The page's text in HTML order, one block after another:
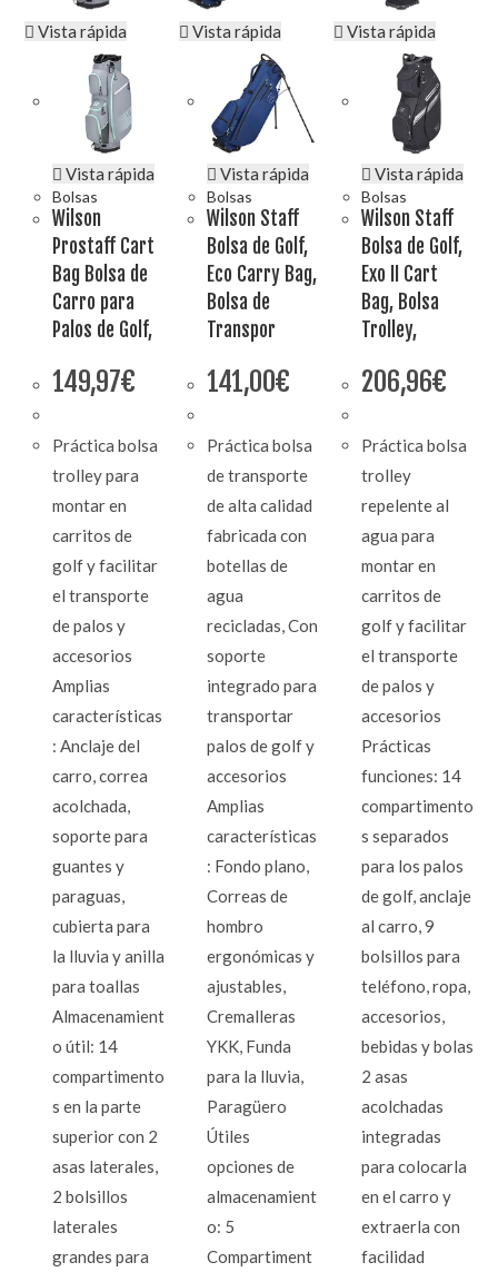
Vista rápida
Vista rápida
Bolsas
Wilson
Prostaff Cart
Bag Bolsa de
Carro para
Palos de Golf,
149,97€
Práctica bolsa
trolley para
montar en
carritos de
golf y facilitar
el transporte
de palos y
accesorios
Amplias
características
: Anclaje del
carro, correa
acolchada,
soporte para
guantes y
paraguas,
cubierta para
la lluvia y anilla
para toallas
Almacenamient
o útil: 14
compartimento
s en la parte
superior con 2
asas laterales,
2 bolsillos
laterales
grandes para
Vista rápida
Vista rápida
Bolsas
Wilson Staff
Bolsa de Golf,
Eco Carry Bag,
Bolsa de
Transpor
141,00€
Práctica bolsa
de transporte
de alta calidad
fabricada con
botellas de
agua
recicladas, Con
soporte
integrado para
transportar
palos de golf y
accesorios
Amplias
características
: Fondo plano,
Correas de
hombro
ergonómicas y
ajustables,
Cremalleras
YKK, Funda
para la lluvia,
Paragüero
Útiles
opciones de
almacenamient
o: 5
Compartiment
Vista rápida
Vista rápida
Bolsas
Wilson Staff
Bolsa de Golf,
Exo II Cart
Bag, Bolsa
Trolley,
206,96€
Práctica bolsa
trolley
repelente al
agua para
montar en
carritos de
golf y facilitar
el transporte
de palos y
accesorios
Prácticas
funciones: 14
compartimento
s separados
para los palos
de golf, anclaje
al carro, 9
bolsillos para
teléfono, ropa,
accesorios,
bebidas y bolas
2 asas
acolchadas
integradas
para colocarla
en el carro y
extraerla con
facilidad